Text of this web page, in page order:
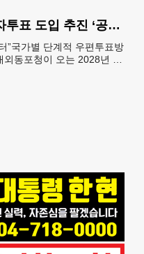
재외선거 우편·전자투표 도입 추진 ‘공식화’
”국가별 단계적 우편투표방
동포청이 오는 2028년 재